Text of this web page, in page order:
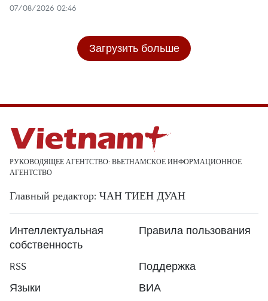
07/08/2026 02:46
Загрузить больше
РУКОВОДЯЩЕЕ АГЕНТСТВО: ВЬЕТНАМСКОЕ ИНФОРМАЦИОННОЕ
АГЕНТСТВО
Главный редактор: ЧАН ТИЕН ДУАН
Интеллектуальная
собственность
Правила пользования
RSS
Поддержка
Языки
ВИА